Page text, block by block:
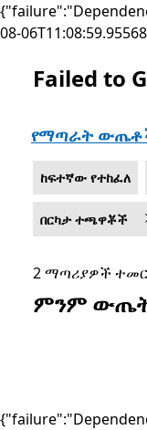
08-
List
Failed to
የማጣራት
ከፍተኛው የተከፈለ
በርካታ ተጫዋቾች
2 ማጣሪያዎች
ምንም